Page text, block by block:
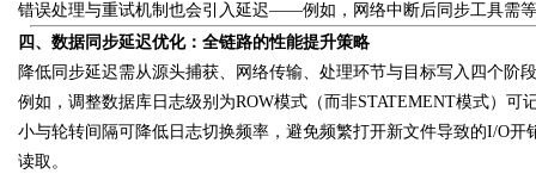
错误处理与重试机制也会引入延迟——例如，网络中断后同步工具需
四、数据同步延迟优化：全链路的性能提升策略
降低同步延迟需从源头捕获、网络传输、处理环节与目标写入四个阶
例如，调整数据库日志级别为ROW模式（而非STATEMENT模式）
小与轮转间隔可降低日志切换频率，避免频繁打开新文件导致的I/O
读取。